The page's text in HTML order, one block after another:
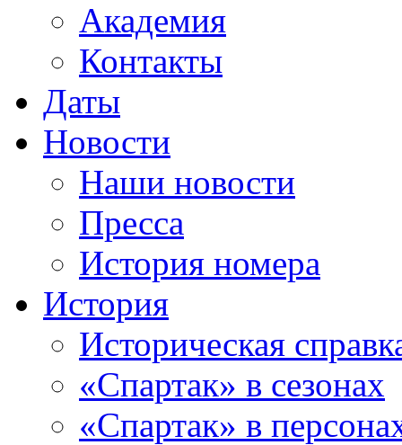
Академия
Контакты
Даты
Новости
Наши новости
Пресса
История номера
История
Историческая
«Спартак» в сезонах
«Спартак» в